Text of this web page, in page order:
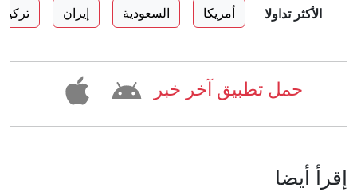
الأكثر تداولا أمريكا السعودية إيران تركيا
حمل تطبيق آخر خبر
إقرأ أيضا